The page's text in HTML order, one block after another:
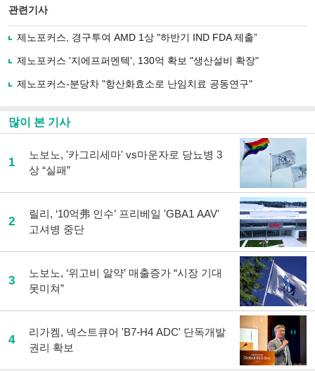
로
사
유
관련기사
제노포커스, 경구투여 AMD 1상 "하반기 IND FDA 제출”
제노포커스 '지에프퍼멘텍', 130억 확보 "생산설비 확장"
제노포커스-분당차 "항산화효소로 난임치료 공동연구"
많이 본 기사
1
노보노, '카그리세마' vs마운자로 당뇨병 3
상 “실패”
2
릴리, ‘10억弗 인수’ 프리베일 'GBA1 AAV'
고셔병 중단
3
노보노, ‘위고비 알약’ 매출증가 “시장 기대
못미쳐”
4
리가켐, 넥스트큐어 'B7-H4 ADC' 단독개발
권리 확보